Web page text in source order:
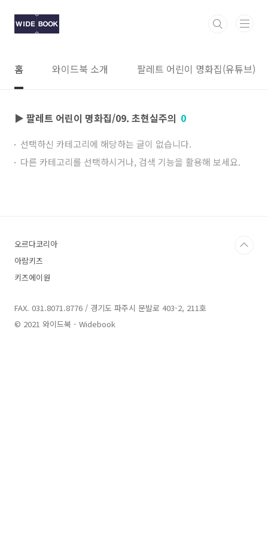
홈 와이드북 소개 팔레트 어린이 명화집(유튜브)
▶ 팔레트 어린이 명화집/09. 초현실주의 0
선택하신 카테고리에 해당하는 글이 없습니다.
다른 카테고리를 선택하시거나, 검색 기능을 활용해 보세요.
오르다코리아
아람키즈
키즈에이원
FAX. 031.8071.8776 / 경기도 파주시 문발로 403-2, 211호
© 2021 와이드북 - Widebook